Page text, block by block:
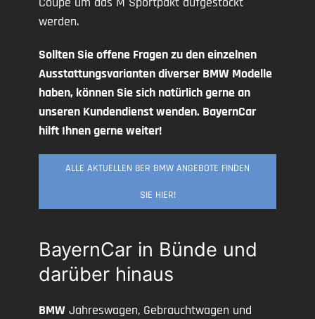
werden.
Sollten Sie offene Fragen zu den einzelnen
Ausstattungsvarianten diverser BMW Modelle
haben, können Sie sich natürlich gerne an
unseren Kundendienst wenden. BayernCar
hilft Ihnen gerne weiter!
ALLE AKTUELLEN 8ER BMW ANGEBOTE FINDEN
SIE HIER!
BayernCar in Bünde und
darüber hinaus
BMW Jahreswagen, Gebrauchtwagen und